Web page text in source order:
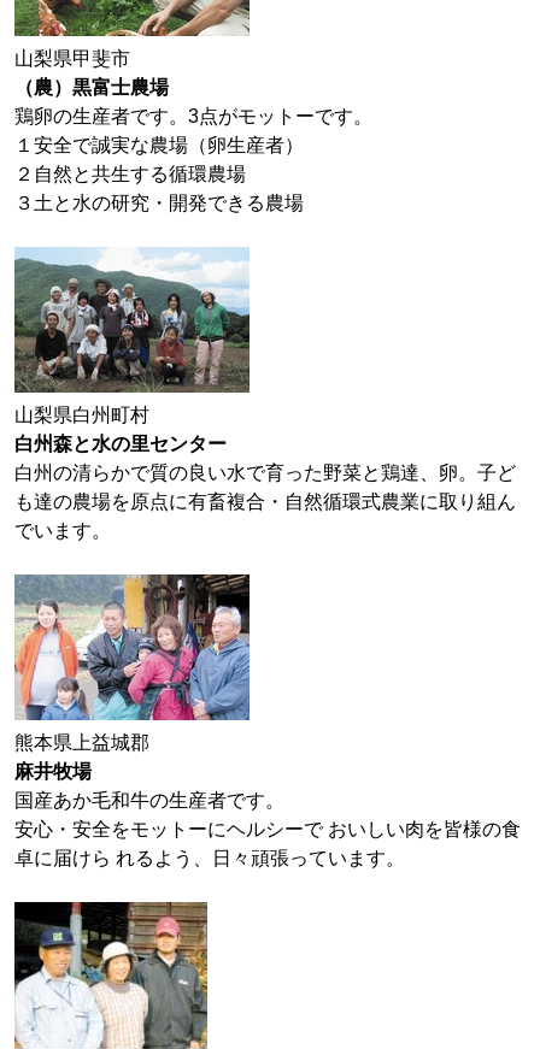
山梨県甲斐市
（農）黒富士農場
鶏卵の生産者です。3点がモットーです。
１安全で誠実な農場（卵生産者）
２自然と共生する循環農場
３土と水の研究・開発できる農場
山梨県白州町村
白州森と水の里センター
白州の清らかで質の良い水で育った野菜と鶏達、卵。子ど
も達の農場を原点に有畜複合・自然循環式農業に取り組ん
でいます。
熊本県上益城郡
麻井牧場
国産あか毛和牛の生産者です。
安心・安全をモットーにヘルシーで おいしい肉を皆様の食
卓に届けら れるよう、日々頑張っています。